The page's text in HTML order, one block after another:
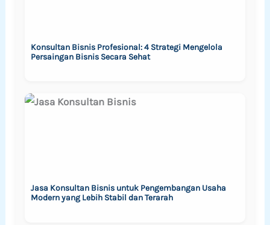
Konsultan Bisnis Profesional: 4 Strategi Mengelola
Persaingan Bisnis Secara Sehat
Jasa Konsultan Bisnis untuk Pengembangan Usaha
Modern yang Lebih Stabil dan Terarah